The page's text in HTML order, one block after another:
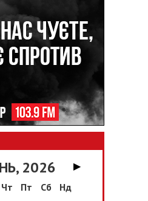
2026
▶
Чт Пт Сб
Нд